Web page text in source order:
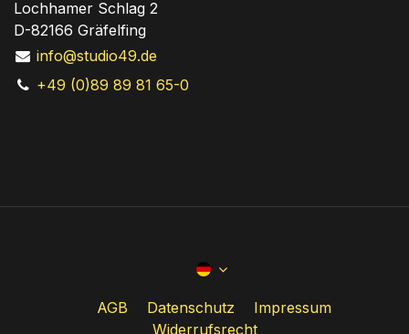
Lochhamer Schlag 2
D-82166 Gräfelfing
info@studio49.de
+49 (0)89 89 81 65-0
AGB Datenschutz
Impressum
Widerrufsrecht